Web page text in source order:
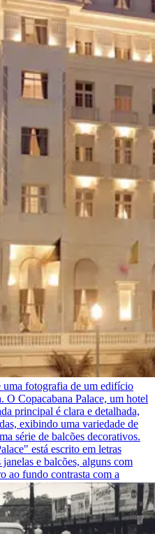
uma fotografia de um edifício
Copacabana Palace, um hotel
principal é clara e detalhada,
exibindo uma variedade de
série de balcões decorativos.
está escrito em letras
e balcões, alguns com
ao fundo contrasta com a